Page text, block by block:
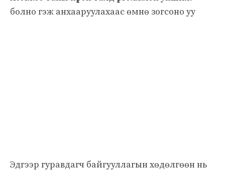
болно гэж анхааруулахаас өмнө зогсоно уу
Эдгээр гуравдагч байгууллагын хөдөлгөөн нь